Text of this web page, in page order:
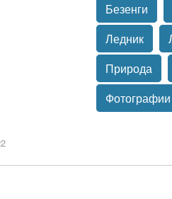
Безенги
Ледник
Природа
Фотографии